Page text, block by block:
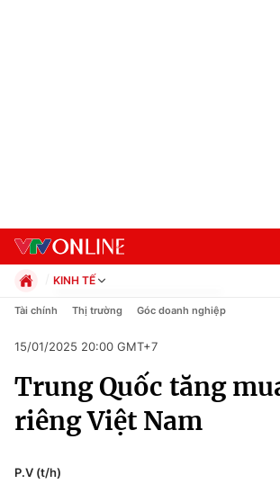
Chuyên mục
Chính trị
KINH TẾ
Chính trị
Pháp luật
Kinh tế
Thể thao
Truyền hình
Tài chính Thị trường Góc doanh nghiệp
15/01/2025 20:00 GMT+7
Trung Quốc tăng
riêng Việt Nam
P.V (t/h)